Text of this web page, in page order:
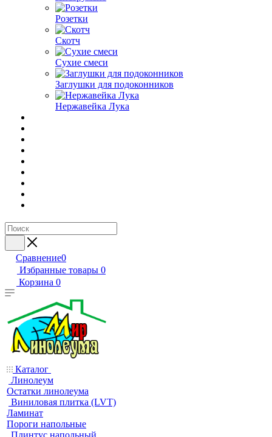
Розетки
Скотч
Сухие смеси
Заглушки для подоконников
Нержавейка Лука
Сравнение0
Избранные товары 0
Корзина 0
Каталог
Линолеум
Остатки линолеума
Виниловая плитка (LVT)
Ламинат
Пороги напольные
Плинтус напольный